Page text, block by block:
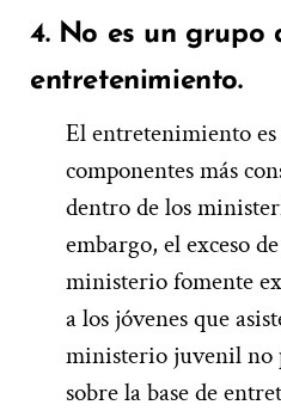
4. No es un grupo
entretenimiento.
El entretenimiento
componentes más
dentro de los
embargo, el exceso
ministerio fomente
a los jóvenes que
ministerio juvenil no
sobre la base de